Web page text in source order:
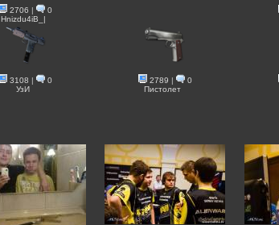
2706 |
0
Hnizdu4iB_|
3108 |
0
УзИ
2789 |
0
Пистолет